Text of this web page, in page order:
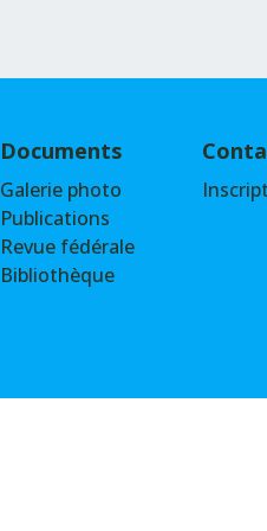
Documents
Galerie photo
Publications
Revue fédérale
Bibliothèque